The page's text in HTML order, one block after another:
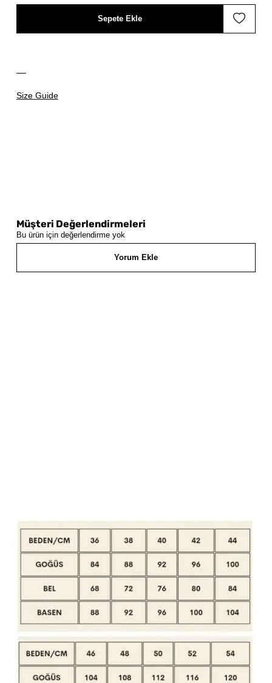
Size Guide
Sepete Ekle
Müşteri Değerlendirmeleri
Bu ürün için değerlendirme yok
Yorum Ekle